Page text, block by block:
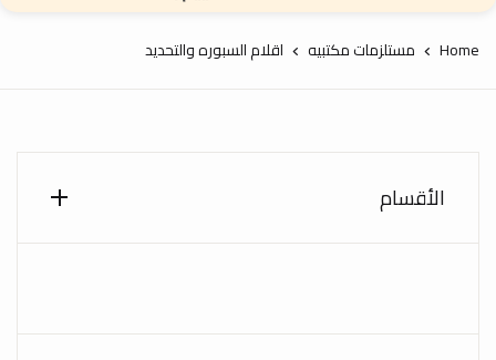
Home مستلزمات مكتبيه اقلام السبوره والتحديد
الأقسام